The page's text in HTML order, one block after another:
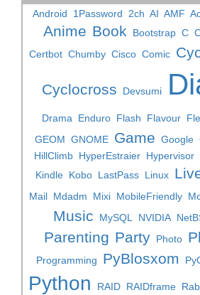
Android
1Password 2ch AI AMF
Anime Book Bootstrap C
Certbot Chumby Cisco Comic
Cyclocross Devsumi
Drama Enduro Flash Flavour
GEOM GNOME Game Google
HillClimb HyperEstraier Hypervisor
Kindle Kobo LastPass Linux
Mail Mdadm Mixi MobileFriendly
Music
MySQL NVIDIA
Parenting Party Photo
Programming PyBlosxom
Python RAID RAIDframe